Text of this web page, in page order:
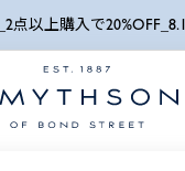
点以上購入で